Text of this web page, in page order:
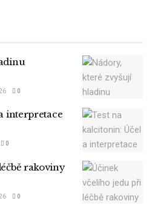
0
interpretace
0
rakoviny
0